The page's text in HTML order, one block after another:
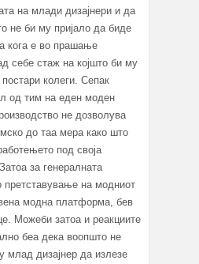
на млади дизајнери и да
не би му пријало да биде
кога е во прашање
себе стаж на којшто би му
колеги. Сепак
од тим на еден моден
не дозволува
до таа мера како што
под своја
за генералната
претставување на модниот
модна платформа, бев
Можеби затоа и реакциите
беа дека воопшто не
млад дизајнер да излезе